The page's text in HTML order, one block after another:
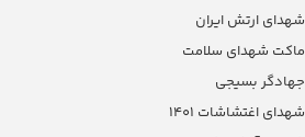
شهدای ارتش ایران
ماکت شهدای سلامت
جهادگر بسیجی
شهدای اغتشاشات 1401